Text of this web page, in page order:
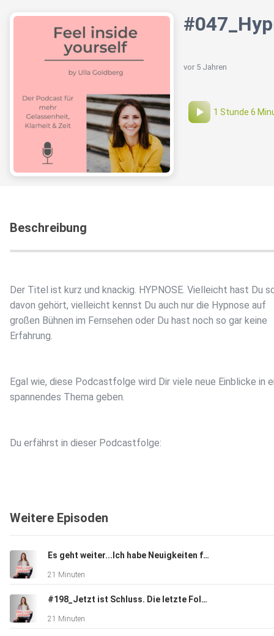
vor 5 Jahren
1 Stunde 6
Beschreibung
Der Titel ist kurz und knackig. HYPNOSE. Vielleicht hast Du
davon gehört, vielleicht kennst Du auch nur die Hypnose auf
großen Bühnen im Fernsehen oder Du hast noch so gar keine
Erfahrung.
Egal wie, diese Podcastfolge wird Dir viele neue Einblicke in
spannendes Thema geben.
Du erfährst in dieser Podcastfolge:
echt ist.
Welche Themen mit Hypnose aufgelöst werden können.
Weitere Episoden
Es geht weiter...Ich habe Neuigkeiten für Dich
21 Minuten
#198_Jetzt ist Schluss. Die letzte Folge FEEL INSIDE YOURSELF
21 Minuten